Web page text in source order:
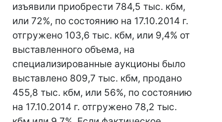
изъявили приобрести 784,5 тыс. кбм,
или 72%, по состоянию на 17.10.2014 г.
отгружено 103,6 тыс. кбм, или 9,4% от
выставленного объема, на
специализированные аукционы было
выставлено 809,7 тыс. кбм, продано
455,8 тыс. кбм, или 56%, по состоянию
на 17.10.2014 г. отгружено 78,2 тыс.